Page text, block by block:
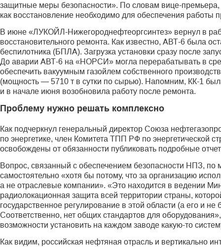
защитные меры безопасности». По словам вице-
как восстановление необходимо для обеспечения работы
В июне «ЛУКОЙЛ-Нижегороднефтеоргcинтез» вернул в
восстановительного ремонта. Как известно, АВТ-6 была
беспилотника (БПЛА). Загрузка установки сразу после
До аварии АВТ-6 на «НОРСИ» могла перерабатывать в
обеспечить вакуумным газойлем собственного
(мощность — 5710 т в сутки по сырью). Напомним, КК-1
и в начале июня возобновила работу после ремонта.
Проблему нужно решать комплексно
Как подчеркнул генеральный директор Союза
по энергетике, член Комитета ТПП РФ по энергетической
освобождены от обязанности публиковать подробные
Вопрос, связанный с обеспечением безопасности НПЗ,
самостоятельно «хотя бы потому, что за организацию
а не отраслевые компании». «Это находится в ведении
радиолокационная защита всей территории страны,
государственное регулирование в этой области (а его и
Соответственно, нет общих стандартов для
возможности установить на каждом заводе какую-то
Как видим, российская нефтяная отрасль и вертикально